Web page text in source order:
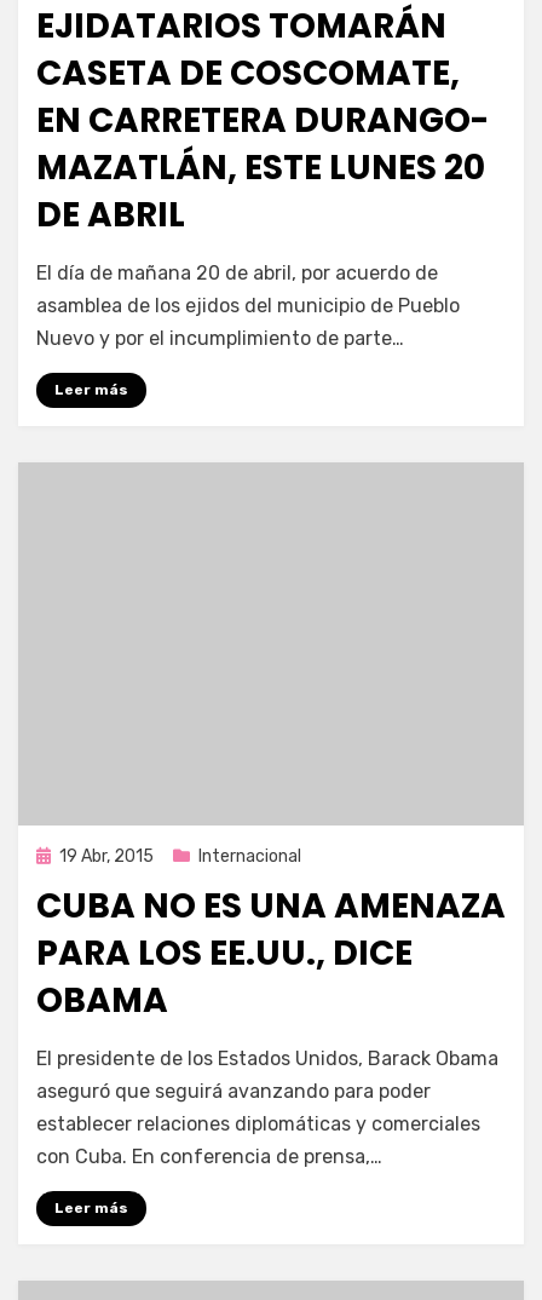
EJIDATARIOS TOMARÁN
CASETA DE COSCOMATE,
EN CARRETERA DURANGO-
MAZATLÁN, ESTE LUNES 20
DE ABRIL
por Fernando Miranda Servín
El día de mañana 20 de abril, por acuerdo de
asamblea de los ejidos del municipio de Pueblo
Nuevo y por el incumplimiento de parte…
Leer más
Publicada
19 Abr, 2015 Internacional
CUBA NO ES UNA AMENAZA
PARA LOS EE.UU., DICE
OBAMA
Enrique
El presidente de los Estados Unidos, Barack Obama
aseguró que seguirá avanzando para poder
establecer relaciones diplomáticas y comerciales
con Cuba. En conferencia de prensa,…
Leer más